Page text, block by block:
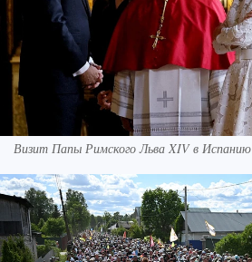
Визит Папы Римского Льва XIV в Испанию